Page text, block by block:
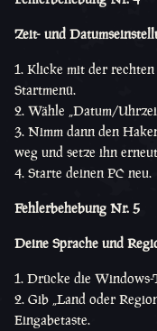
Zeit- und
Klicke mit der
Startmenü.
Wähle „Datum/
Nimm dann den
weg und setze ihn
Starte deinen PC neu.
Fehlerbehebung Nr. 5
Deine Sprache und
Drücke die Windows-
Gib „Land oder
Eingabetaste.